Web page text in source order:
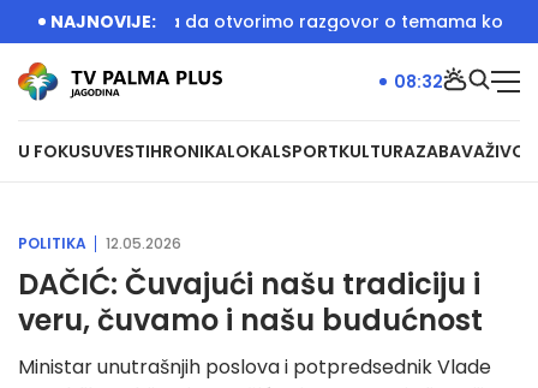
NAJNOVIJE:
je bila prilika da otvorimo razgovor o temama koje će
U FOKUSUVESTIHRONIKALOKALSPORTKULTURAZABAVAŽIVOT
08:32
POLITIKA 12.05.2026
DAČIĆ: Čuvajući našu tradiciju i
veru, čuvamo i našu budućnost
Ministar unutrašnjih poslova i potpredsednik Vlade